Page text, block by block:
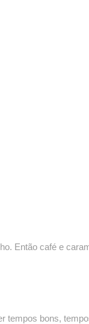
Então café e
tempos bons,